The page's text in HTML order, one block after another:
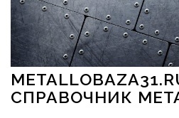
Перейти к содержимому
СПРАВОЧНИК